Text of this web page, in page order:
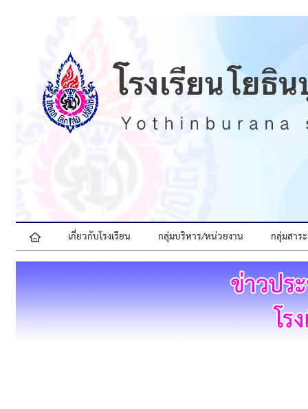
 เกี่ยวกับโรงเรียน กลุ่มบริหาร/หน่วยงาน กลุ่มสาร